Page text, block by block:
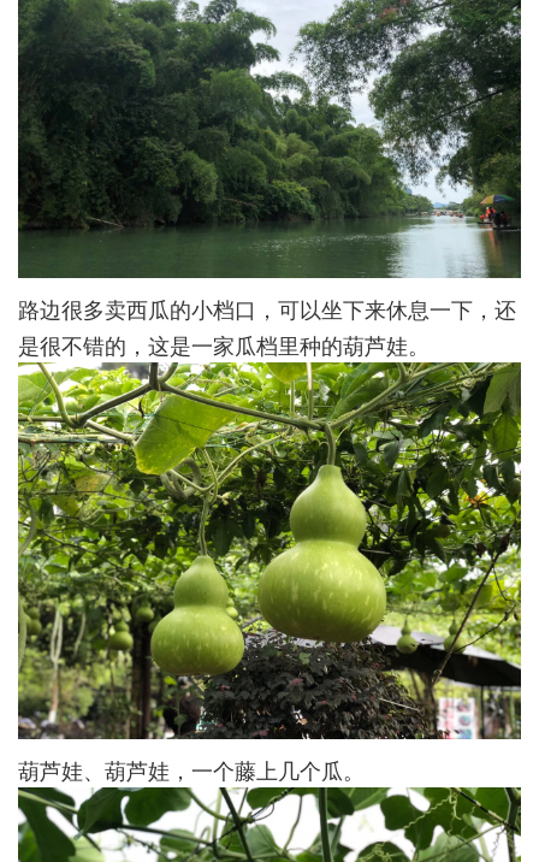
路边很多卖西瓜的小档口，可以坐下来休息一下，还
是很不错的，这是一家瓜档里种的葫芦娃。
葫芦娃、葫芦娃，一个藤上几个瓜。